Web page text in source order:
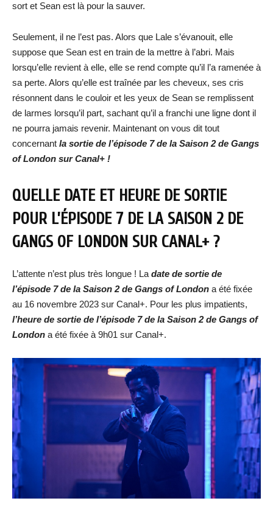
sort et Sean est là pour la sauver.
Seulement, il ne l’est pas. Alors que Lale s’évanouit, elle
suppose que Sean est en train de la mettre à l’abri. Mais
lorsqu’elle revient à elle, elle se rend compte qu’il l’a ramenée à
sa perte. Alors qu’elle est traînée par les cheveux, ses cris
résonnent dans le couloir et les yeux de Sean se remplissent
de larmes lorsqu’il part, sachant qu’il a franchi une ligne dont il
ne pourra jamais revenir. Maintenant on vous dit tout
concernant la sortie de l’épisode 7 de la Saison 2 de Gangs
of London surCanal+ !
QUELLE DATE ET HEURE DE SORTIE
POUR L’ÉPISODE 7 DE LA SAISON 2 DE
GANGS OF LONDON SUR CANAL+ ?
L’attente n’est plus très longue ! La date de sortie de
l’épisode 7 de la Saison 2 de Gangs of London a été fixée
au 16 novembre 2023 sur Canal+. Pour les plus impatients,
l’heure de sortie de l’épisode 7 de la Saison 2 de Gangs of
London a été fixée à 9h01 sur Canal+.